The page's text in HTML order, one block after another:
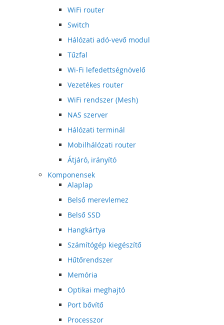
WiFi router
Switch
Hálózati adó-vevő modul
Tűzfal
Wi-Fi lefedettségnövelő
Vezetékes router
WiFi rendszer (Mesh)
NAS szerver
Hálózati terminál
Mobilhálózati router
Átjáró, irányító
Komponensek
Alaplap
Belső merevlemez
Belső SSD
Hangkártya
Számítógép kiegészítő
Hűtőrendszer
Memória
Optikai meghajtó
Port bővítő
Processzor